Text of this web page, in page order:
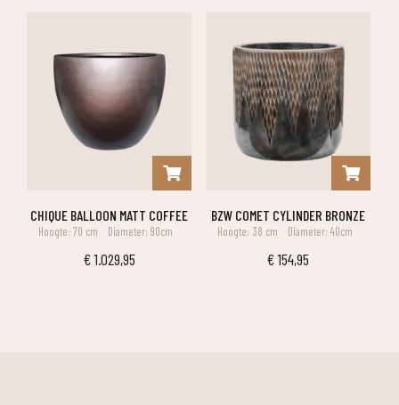
CHIQUE BALLOON MATT COFFEE
Hoogte: 70 cm Diameter: 90cm
€1.029,95
BZW COMET CYLINDER BRONZE
Hoogte: 38 cm Diameter: 40cm
€154,95